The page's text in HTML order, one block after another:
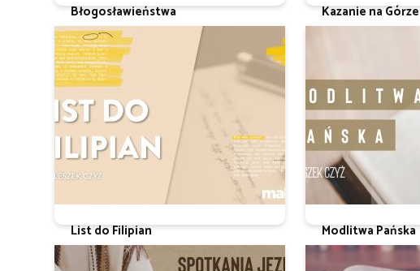
Błogosławieństwa
Ks. Leszek Czyż
Kazanie na Górze
List do Filipian
ks. Leszek Czyż
Modlitwa Pańska
Ks. Leszek Czyż